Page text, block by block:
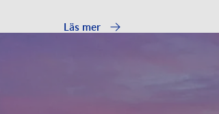
Läs mer